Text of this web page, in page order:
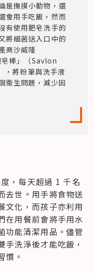
是撫摸小動物，還
會用手吃飯，然而
有使用肥皂洗手的
將細菌送入口中的
商沙威隆
皂棒」（Savlon
將粉筆與洗手液
衛生問題，減少因
，每天超過 1 千名
去世。用手將食物送
文化，而孩子亦利用
在用餐前會將手用水
功能清潔用品。儘管
洗淨後才能吃飯，
慣。